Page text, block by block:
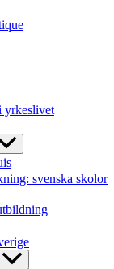
yrkeslivet
svenska skolor